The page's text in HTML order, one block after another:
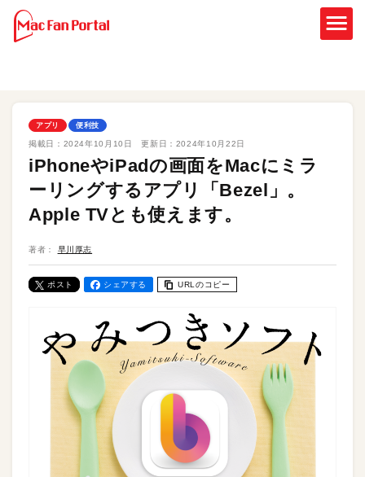
アプリ 便利技
掲載日： 2024年10月10日 更新日： 2024年10月22日
iPhoneやiPadの画面をMacにミラ
ーリングするアプリ「Bezel」。
Apple TVとも使えます。
著者： 早川厚志
ポスト シェアする URLのコピー